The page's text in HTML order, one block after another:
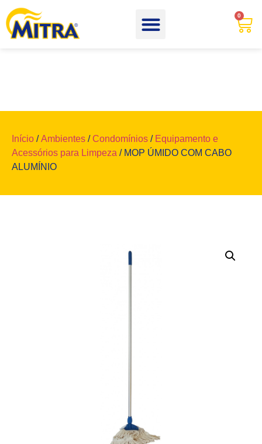
0
Início /Ambientes /Condomínios / Equipamento e
Acessórios para Limpeza / MOP ÚMIDO COM CABO
ALUMÍNIO